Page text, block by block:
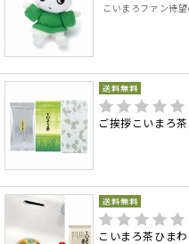
こいまろファン待
ご挨拶こいまろ
こいまろ茶ひま